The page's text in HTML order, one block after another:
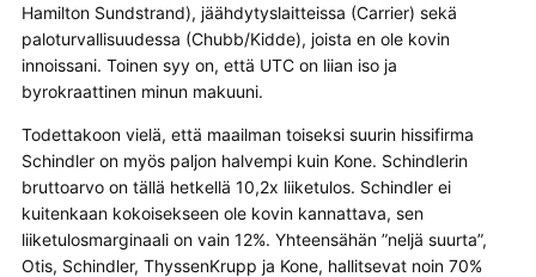
Hamilton Sundstrand), jäähdytyslaitteissa (Carrier) sekä
paloturvallisuudessa (Chubb/Kidde), joista en ole kovin
innoissani. Toinen syy on, että UTC on liian iso ja
byrokraattinen minun makuuni.
Todettakoon vielä, että maailman toiseksi suurin hissifirma
Schindler on myös paljon halvempi kuin Kone. Schindlerin
bruttoarvo on tällä hetkellä 10,2x liiketulos. Schindler ei
kuitenkaan kokoisekseen ole kovin kannattava, sen
liiketulosmarginaali on vain 12%. Yhteensähän ”neljä suurta”,
Otis, Schindler, ThyssenKrupp ja Kone, hallitsevat noin 70%